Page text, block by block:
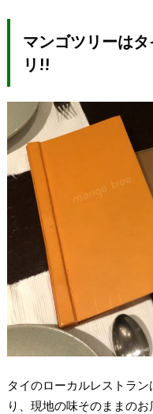
マンゴツリーは
リ!!
タイのローカルレストラ
り、現地の味そのままの